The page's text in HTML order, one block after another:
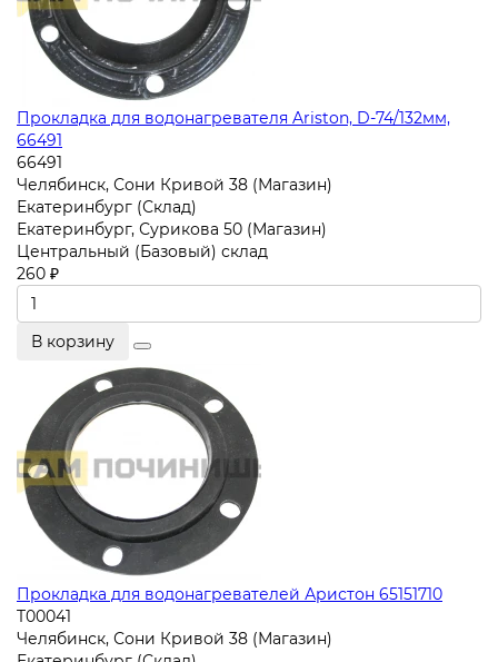
Прокладка для водонагревателя Ariston, D-74/132мм,
66491
66491
Челябинск, Сони Кривой 38 (Магазин)
Екатеринбург (Склад)
Екатеринбург, Сурикова 50 (Магазин)
Центральный (Базовый) склад
260 ₽
В корзину
Прокладка для водонагревателей Аристон 65151710
T00041
Челябинск, Сони Кривой 38 (Магазин)